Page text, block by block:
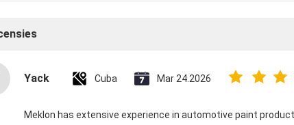
Yack Cuba Mar 24.2026
Meklon has extensive experience in automotive paint